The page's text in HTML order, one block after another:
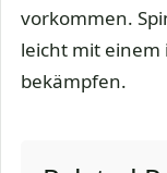
vorkommen.
leicht mit einem
bekämpfen.